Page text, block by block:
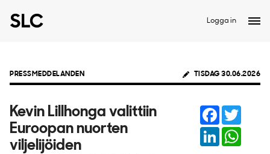
Logga in
PRESSMEDDELANDEN TISDAG 30.06.2026
Kevin Lillhonga valittiin
Euroopan nuorten
viljelijöiden
Facebook
LinkedIn